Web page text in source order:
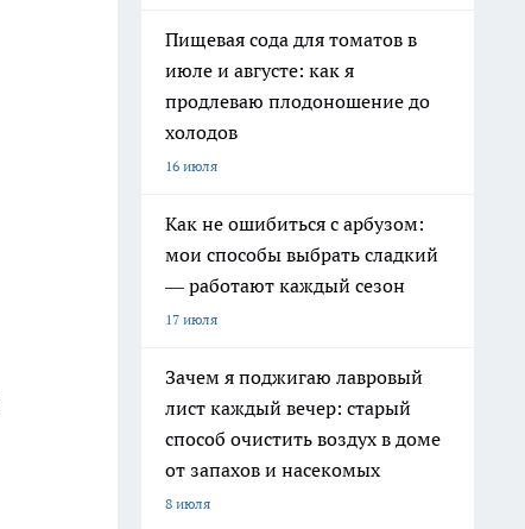
Пищевая сода для томатов в
июле и августе: как я
продлеваю плодоношение до
холодов
16 июля
Как не ошибиться с арбузом:
мои способы выбрать сладкий
— работают каждый сезон
17 июля
Зачем я поджигаю лавровый
лист каждый вечер: старый
способ очистить воздух в доме
от запахов и насекомых
8 июля